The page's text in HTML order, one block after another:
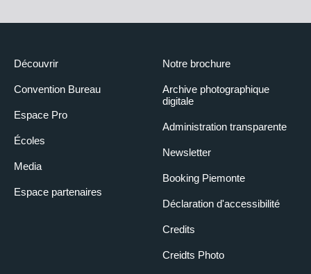
Découvrir
Convention Bureau
Espace Pro
Écoles
Media
Espace partenaires
Notre brochure
Archive photographique
digitale
Administration transparente
Newsletter
Booking Piemonte
Déclaration d'accessibilité
Credits
Creidts Photo